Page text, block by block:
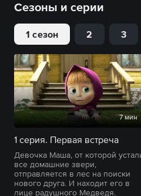
Сезоны и серии
1 сезон 2 3
7 мин
1 серия. Первая встреча
Девочка Маша, от которой
все домашние звери,
отправляется в лес на поиски
нового друга. И находит его в
лице радушного Медведя.